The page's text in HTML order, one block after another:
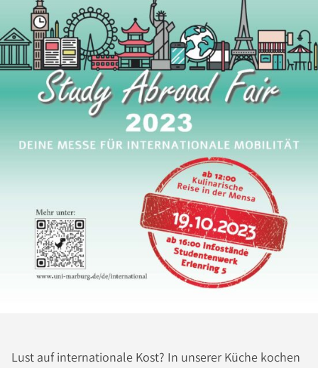
Lust auf internationale Kost? In unserer Küche kochen